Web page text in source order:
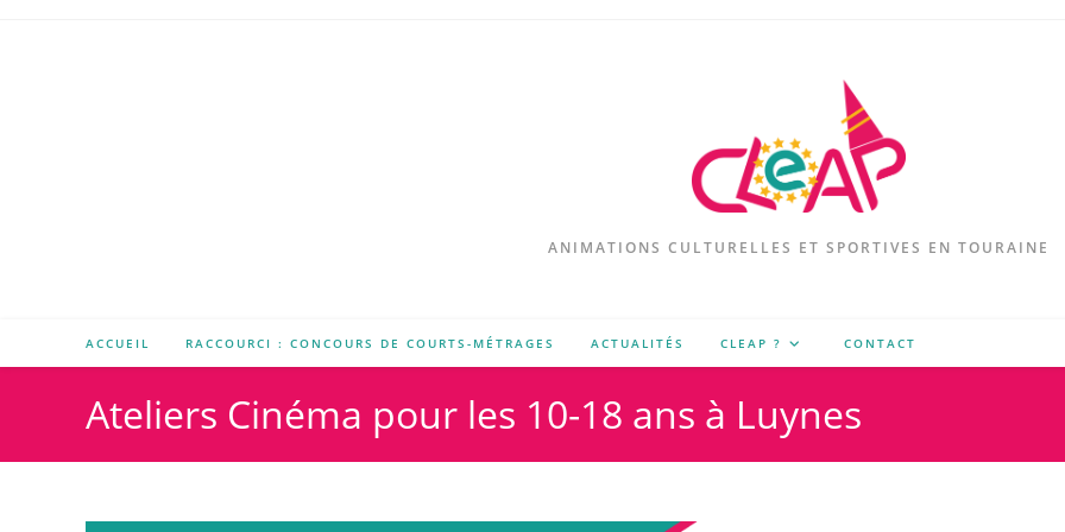
ANIMATIONS CULTURELLES ET SPORTIVES EN TOURAINE
ACCUEIL RACCOURCI : CONCOURS DE COURTS-MÉTRAGES ACTUALITÉS CLEAP ? CONTACT
Ateliers Cinéma pour les 10-18 ans à Luynes